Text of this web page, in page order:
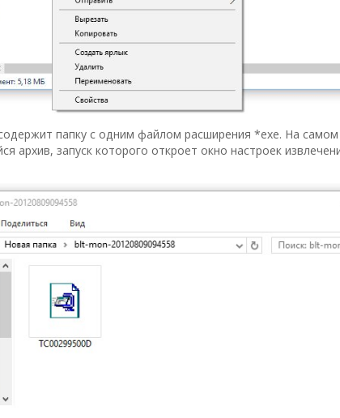
папку с одним файлом расширения *exe. На
архив, запуск которого откроет окно настроек